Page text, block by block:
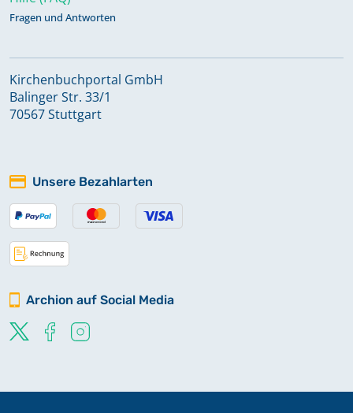
Fragen und Antworten
Kirchenbuchportal GmbH
Balinger Str. 33/1
70567 Stuttgart
Unsere Bezahlarten
Archion auf Social Media